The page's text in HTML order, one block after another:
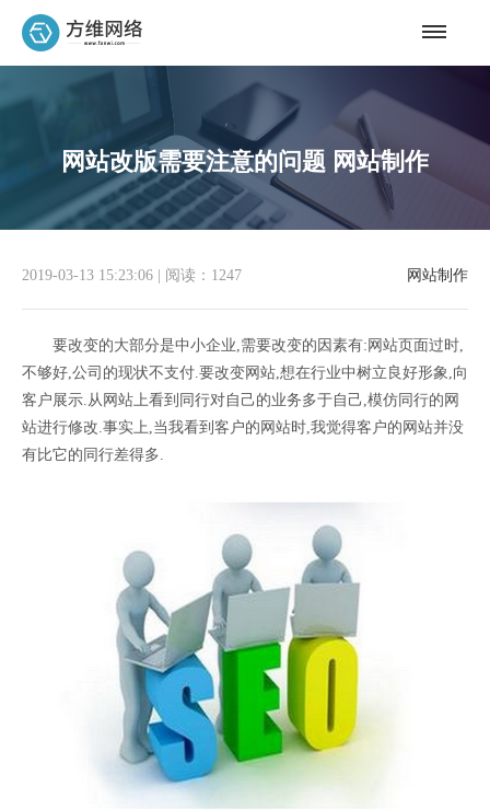
网站改版需要注意的问题 网站制作
网站制作
2019-03-13 15:23:06 阅读：1247
要改变的大部分是中小企业,需要改变的因素有:网站页面过时,
不够好,公司的现状不支付.要改变网站,想在行业中树立良好形象,向
客户展示.从网站上看到同行对自己的业务多于自己,模仿同行的网
站进行修改.事实上,当我看到客户的网站时,我觉得客户的网站并没
有比它的同行差得多.